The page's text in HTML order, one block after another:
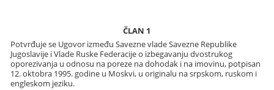
ČLAN 1
Potvrđuje se Ugovor između Savezne vlade Savezne Republike
Jugoslavije i Vlade Ruske Federacije o izbegavanju dvostrukog
oporezivanja u odnosu na poreze na dohodak i na imovinu, potpisan
12. oktobra 1995. godine u Moskvi, u originalu na srpskom, ruskom i
engleskom jeziku.